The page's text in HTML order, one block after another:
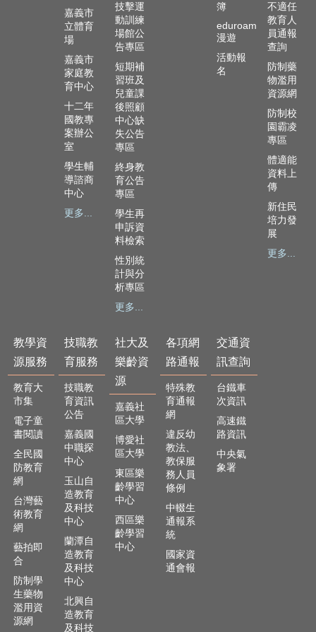
樂
齡
資
源
各
項
網
路
通
報
交
通
訊
查
詢
回
首
嘉義市
立體育
場
嘉義市
家庭教
育中心
十二年
國教專
案辦公
室
學生輔
導諮商
中心
更多...
技擊運
動訓練
場館公
告專區
短期補
習班及
兒童課
後照顧
中心缺
失公告
專區
終身教
育公告
專區
學生再
申訴資
料檢索
性別統
計與分
析專區
更多...
簿
eduroam
漫遊
活動報
名
不適任
教育人
員通報
查詢
防制藥
物濫用
資源網
防制校
園霸凌
專區
體適能
資料上
傳
新住民
培力發
展
更多...
教學資
源服務
教育大
市集
電子童
書閱讀
全民國
防教育
網
台灣藝
術教育
網
藝拍即
合
防制學
生藥物
濫用資
源網
技職教
育服務
技職教
育資訊
公告
嘉義國
中職探
中心
玉山自
造教育
及科技
中心
蘭潭自
造教育
及科技
中心
北興自
造教育
及科技
社大及
樂齡資
源
嘉義社
區大學
博愛社
區大學
東區樂
齡學習
中心
西區樂
齡學習
中心
各項網
路通報
特殊教
育通報
網
違反幼
教法、
教保服
務人員
條例
中輟生
通報系
統
國家資
通會報
交通資
訊查詢
台鐵車
次資訊
高速鐵
路資訊
中央氣
象署